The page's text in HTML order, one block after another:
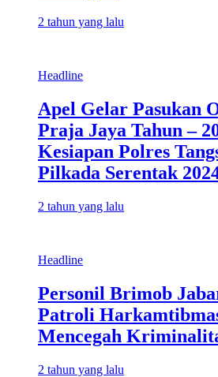
2 tahun yang lalu
Headline
Apel Gelar Pasukan
Praja Jaya Tahun –
Kesiapan Polres
Pilkada Serentak
2 tahun yang lalu
Headline
Personil Brimob
Patroli
Mencegah
2 tahun yang lalu